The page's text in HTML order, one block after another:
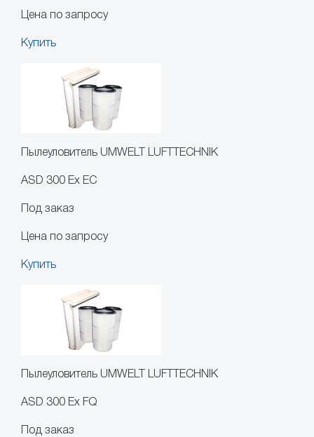
Цена по запросу
Купить
Пылеуловитель UMWELT LUFTTECHNIK
ASD 300 Ex EC
Под заказ
Цена по запросу
Купить
Пылеуловитель UMWELT LUFTTECHNIK
ASD 300 Ex FQ
Под заказ